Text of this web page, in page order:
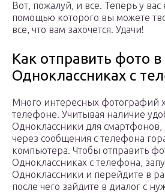
Вот, пожалуй, и все. Теперь у вас
помощью которого вы можете
все, что вам захочется. Удачи!
Как отправить фото в
Одноклассниках с
Много интересных фотографий
телефоне. Учитывая наличие
Одноклассники для смартфонов,
через сообщения с телефона
компьютера. Чтобы отправить
Одноклассниках с телефона,
Одноклассники и перейдите в
после чего зайдите в диалог с